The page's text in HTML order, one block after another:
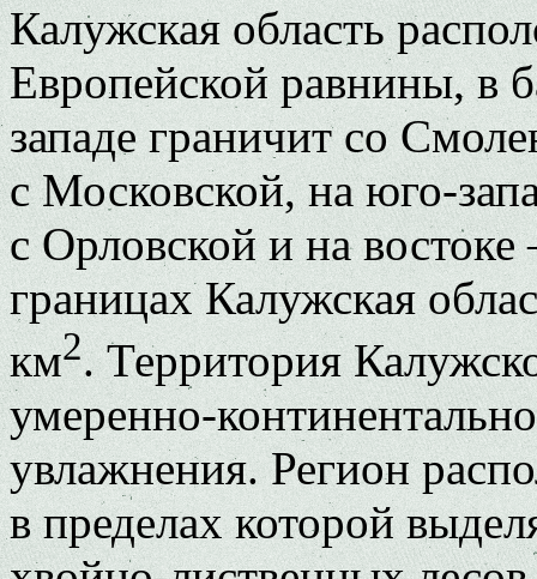
Калужская область
Европейской равнины, в
западе граничит со
с Московской, на юго-
с Орловской и на
границах Калужская
км2. Территория
умеренно-
увлажнения. Регион
в пределах которой